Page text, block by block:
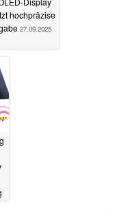
hochpräzise
27.09.2025